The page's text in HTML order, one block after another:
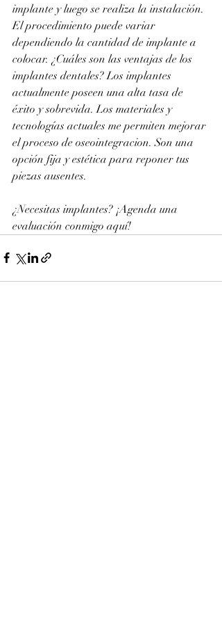
implante y luego se realiza la instalación.
El procedimiento puede variar
dependiendo la cantidad de implante a
colocar. ¿Cuáles son las ventajas de los
implantes dentales? Los implantes
actualmente poseen una alta tasa de
éxito y sobrevida. Los materiales y
tecnologías actuales me permiten mejorar
el proceso de oseointegracion. Son una
opción fija y estética para reponer tus
piezas ausentes.
¿Necesitas implantes? ¡Agenda una
evaluación conmigo aquí!